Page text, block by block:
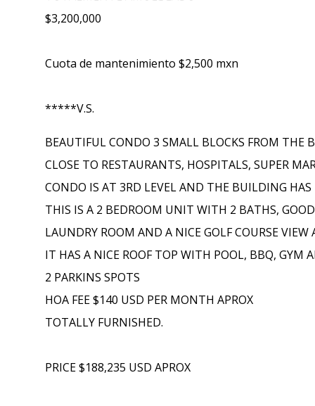
$3,200,000
Cuota de mantenimiento $2,500 mxn
*****V.S.
BEAUTIFUL CONDO 3 SMALL BLOCKS FROM THE
CLOSE TO RESTAURANTS, HOSPITALS, SUPER
CONDO IS AT 3RD LEVEL AND THE BUILDING HAS
THIS IS A 2 BEDROOM UNIT WITH 2 BATHS,
LAUNDRY ROOM AND A NICE GOLF COURSE
IT HAS A NICE ROOF TOP WITH POOL, BBQ, GYM
2 PARKINS SPOTS
HOA FEE $140 USD PER MONTH APROX
TOTALLY FURNISHED.
PRICE $188,235 USD APROX